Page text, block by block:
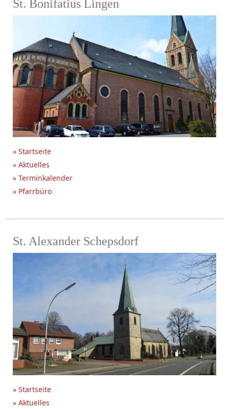
St. Bonifatius Lingen
» Startseite
» Aktuelles
» Terminkalender
» Pfarrbüro
St. Alexander Schepsdorf
» Startseite
» Aktuelles